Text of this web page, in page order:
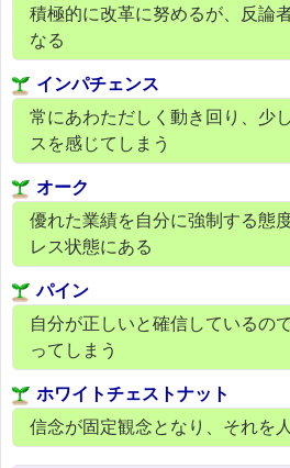
積極的に改革に努めるが、反論
なる
インパチェンス
常にあわただしく動き回り、少
スを感じてしまう
オーク
優れた業績を自分に強制する態
レス状態にある
パイン
自分が正しいと確信しているの
ってしまう
ホワイトチェストナット
信念が固定観念となり、それを